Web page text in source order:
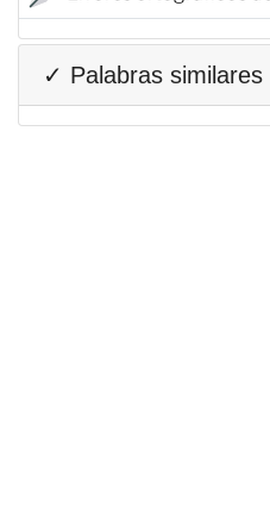
✓ Palabras similares